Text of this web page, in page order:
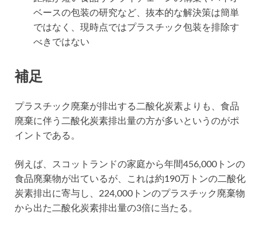
ベースの包装の研究など、抜本的な解決策は簡単
ではなく、現時点ではプラスチック包装を排除す
べきではない
補足
プラスチック廃棄が排出する二酸化炭素よりも、食品
廃棄に伴う二酸化炭素排出量の方が多いというのがポ
イントである。
例えば、スコットランドの家庭から年間456,000トンの
食品廃棄物が出ているが、これは約190万トンの二酸化
炭素排出に寄与し、224,000トンのプラスチック廃棄物
から出た二酸化炭素排出量の3倍に当たる。